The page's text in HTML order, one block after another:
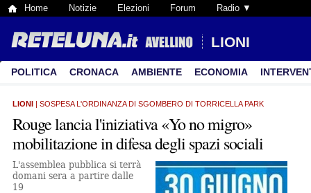
Home Notizie Elezioni Forum Radio ▼
LIONI
POLITICA CRONACA AMBIENTE ECONOMIA
LIONI | SOSPESA L'ORDINANZA DI SGOMBERO DI TORRICELLA PARK
Rouge lancia l'iniziativa «Yo no migro»
mobilitazione in difesa degli spazi sociali
L'assemblea pubblica si terrà
domani sera a partire dalle
19